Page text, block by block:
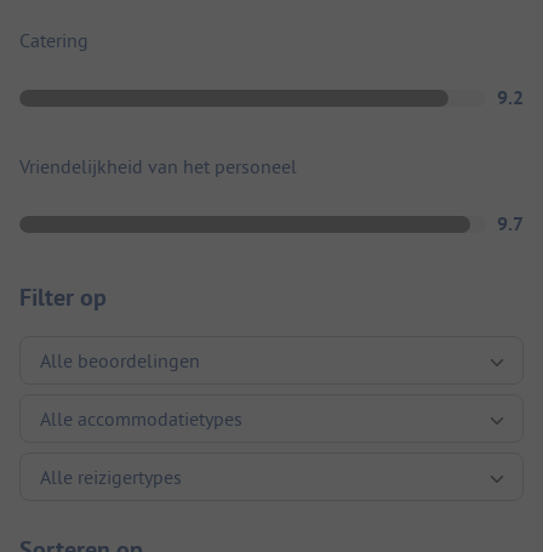
Catering
9.2
Vriendelijkheid van het personeel
9.7
Filter op